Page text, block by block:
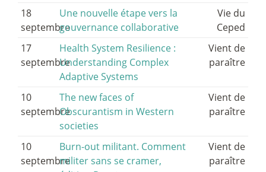
18
septembre
Une nouvelle étape vers la
gouvernance collaborative
Vie du
Ceped
17
septembre
Health System Resilience :
Understanding Complex
Adaptive Systems
Vient de
paraître
10
septembre
The new faces of
Obscurantism in Western
societies
Vient de
paraître
10
septembre
Burn-out militant. Comment
militer sans se cramer,
Vient de
paraître